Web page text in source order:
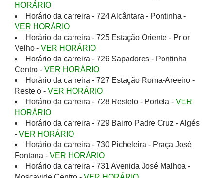
HORÁRIO
Horário da carreira - 724 Alcântara - Pontinha -
VER HORÁRIO
Horário da carreira - 725 Estação Oriente - Prior
Velho - VER HORÁRIO
Horário da carreira - 726 Sapadores - Pontinha
Centro - VER HORÁRIO
Horário da carreira - 727 Estação Roma-Areeiro -
Restelo - VER HORÁRIO
Horário da carreira - 728 Restelo - Portela - VER
HORÁRIO
Horário da carreira - 729 Bairro Padre Cruz - Algés
- VER HORÁRIO
Horário da carreira - 730 Picheleira - Praça José
Fontana - VER HORÁRIO
Horário da carreira - 731 Avenida José Malhoa -